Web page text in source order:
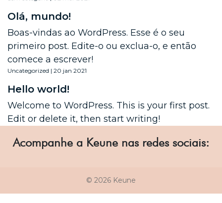
Olá, mundo!
Boas-vindas ao WordPress. Esse é o seu
primeiro post. Edite-o ou exclua-o, e então
comece a escrever!
Uncategorized | 20 jan 2021
Hello world!
Welcome to WordPress. This is your first post.
Edit or delete it, then start writing!
Acompanhe a Keune nas redes sociais:
© 2026 Keune